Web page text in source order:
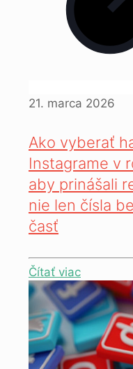
21. marca 2026
Ako vyberať
Instagrame v
aby prinášali
nie len čísla
časť
Čítať viac